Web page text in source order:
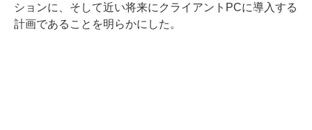
ションに、そして近い将来にクライアントPCに導入する
計画であることを明らかにした。